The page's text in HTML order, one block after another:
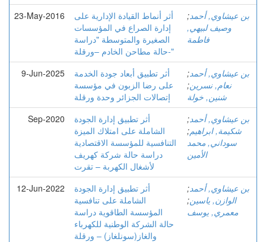
23-May-2016
أثر أنماط القيادة الإدارية على
إدارة الصراع في المؤسسات
الصغيرة والمتوسطة "دراسة
حالة مطاحن الخادم –ورقلة-"
بن عيشاوي, أحمد;
وصيف لبيهي,
فاطمة
9-Jun-2025
أثر تطبيق أبعاد جودة الخدمة
على رضا الزبون في مؤسسة
إتصالات الجزائر وحدة ورقلة
بن عيشاوي, أحمد;
نعام, نسرين;
شنين, خولة
Sep-2020
أثر تطبيق إدارة الجودة
الشاملة على امتلاك الميزة
التنافسية للمؤسسة الاقتصادية
دراسة حالة شركة كهريف
لأشغال الكهربة – تقرت
بن عيشاوي, أحمد;
شكيمة, ابراهيم;
سوداني, محمد
الأمين
12-Jun-2022
أثر تطبيق إدارة الجودة
الشاملة على تنافسية
المؤسسة الطاقوية دراسة
حالة الشركة الوطنية للكهرباء
والغاز(سونلغاز) – ورقلة
بن عيشاوي, أحمد;
الوازن, ياسين;
معمري, يوسف